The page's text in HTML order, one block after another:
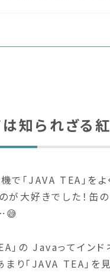
知られざる
で「JAVA TEA」をよ
が大好きでした！缶
」の Javaってイン
まり「JAVA TEA」を